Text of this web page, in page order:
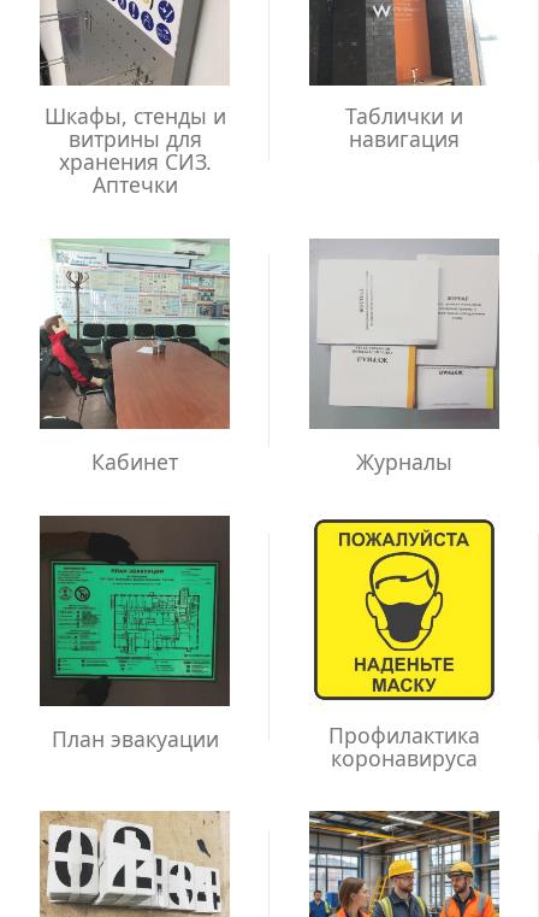
Шкафы, стенды и
витрины для
хранения СИЗ.
Аптечки
Таблички и
навигация
Кабинет Журналы
План эвакуации Профилактика
коронавируса